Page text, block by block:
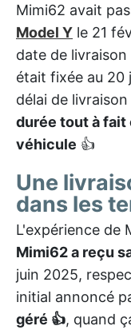
Mimi62 avait
Model Y le 21
date de
était fixée au 20
délai de
durée tout à
véhicule 👍
Une
dans les
L'expérience de
Mimi62 a reçu
juin 2025,
initial annoncé
géré 👍, quand